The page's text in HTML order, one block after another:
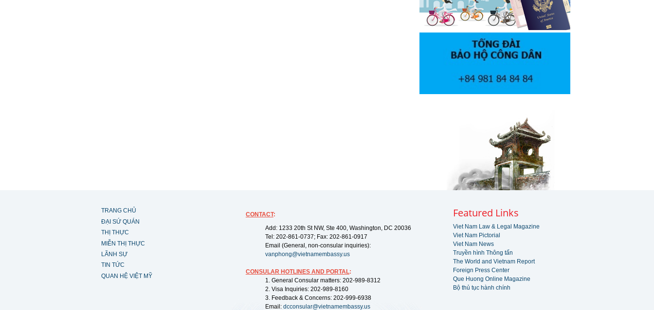
TRANG CHỦ
ĐẠI SỨ QUÁN
THỊ THỰC
MIỄN THỊ THỰC
LÃNH SỰ
TIN TỨC
QUAN HỆ VIỆT MỸ
CONTACT:
Add: 1233 20th St NW, Ste 400, Washington, DC 20036
Tel: 202-861-0737; Fax: 202-861-0917
Email (General, non-consular inquiries):
vanphong@vietnamembassy.us
CONSULAR HOTLINES AND PORTAL:
1. General Consular matters: 202-989-8312
2. Visa Inquiries: 202-989-8160
3. Feedback & Concerns: 202-999-6938
Email: dcconsular@vietnamembassy.us
Featured Links
Viet Nam Law & Legal Magazine
Viet Nam Pictorial
Viet Nam News
Truyền hình Thông tấn
The World and Vietnam Report
Foreign Press Center
Que Huong Online Magazine
Bộ thủ tục hành chính